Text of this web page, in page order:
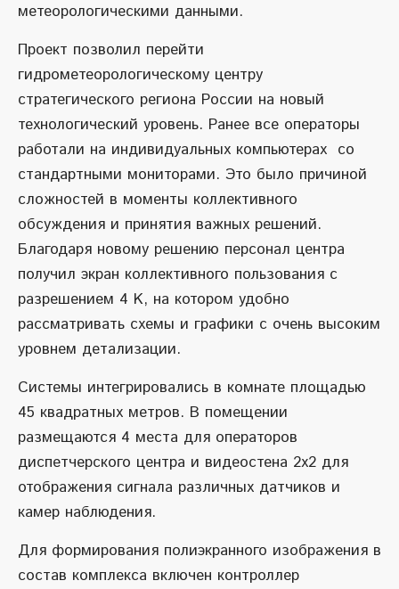
метеорологическими данными.
Проект позволил перейти
гидрометеорологическому центру
стратегического региона России на новый
технологический уровень. Ранее все операторы
работали на индивидуальных компьютерах со
стандартными мониторами. Это было причиной
сложностей в моменты коллективного
обсуждения и принятия важных решений.
Благодаря новому решению персонал центра
получил экран коллективного пользования с
разрешением 4 K, на котором удобно
рассматривать схемы и графики с очень высоким
уровнем детализации.
Системы интегрировались в комнате площадью
45 квадратных метров. В помещении
размещаются 4 места для операторов
диспетчерского центра и видеостена 2х2 для
отображения сигнала различных датчиков и
камер наблюдения.
Для формирования полиэкранного изображения в
состав комплекса включен контроллер